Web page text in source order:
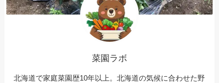
菜園ラボ
北海道で家庭菜園歴10年以上。北海道の気候に合わせた野